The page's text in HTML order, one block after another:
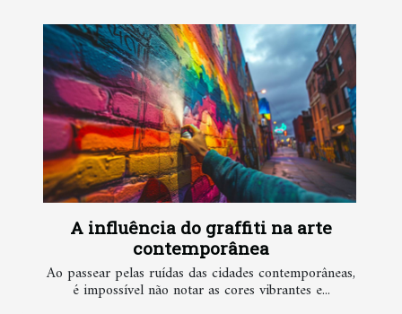
A influência do graffiti na arte
contemporânea
Ao passear pelas ruídas das cidades contemporâneas,
é impossível não notar as cores vibrantes e...